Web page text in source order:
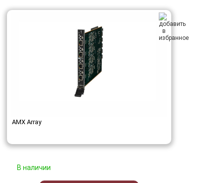
AMX Array
В наличии